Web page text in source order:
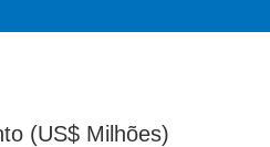
(US$ Milhões)